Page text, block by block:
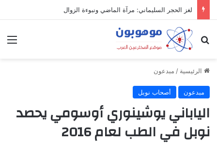
لغز الحجر السليماني: مرآة الماضي ونبوءة الزوال
بحث عن
الرئيسية / مبدعون
مبدعون أصحاب نوبل
الياباني يوشينوري أوسومي يحصد
نوبل في الطب لعام 2016